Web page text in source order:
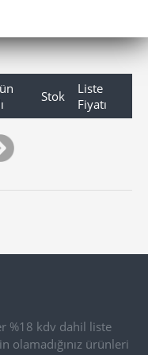
Stok
Liste
Fiyatı
%18 kdv dahil liste
olamadığınız ürünleri